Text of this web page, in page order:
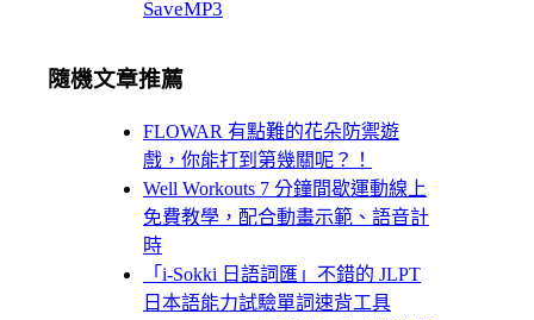
SaveMP3
隨機文章推薦
FLOWAR 有點難的花朵防禦遊
戲，你能打到第幾關呢？！
Well Workouts 7 分鐘間歇運動線上
免費教學，配合動畫示範、語音計
時
「i-Sokki 日語詞匯」不錯的 JLPT
日本語能力試驗單詞速背工具